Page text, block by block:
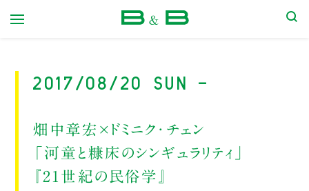
2017/08/20 Sun -
畑中章宏×ドミニク・チェン
「河童と糠床のシンギュラリティ」
『21世紀の民俗学』